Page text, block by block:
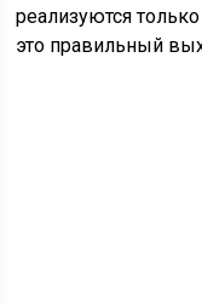
реализуются
это правильный